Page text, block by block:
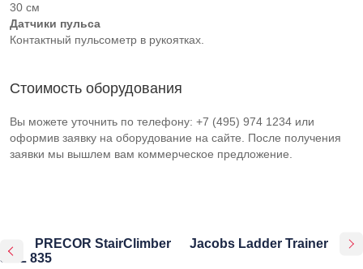
30 см
Датчики пульса
Контактный пульсометр в рукоятках.
Стоимость оборудования
Вы можете уточнить по телефону: +7 (495) 974 1234 или
оформив заявку на оборудование на сайте. После получения
заявки мы вышлем вам коммерческое предложение.
PRECOR StairClimber
SCL 835
Jacobs Ladder Trainer